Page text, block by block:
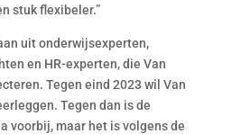
stuk flexibeler.”
uit onderwijsexperten,
en HR­-experten, die Van
Tegen eind 2023 wil Van
Tegen dan is de
voorbij, maar het is volgens de